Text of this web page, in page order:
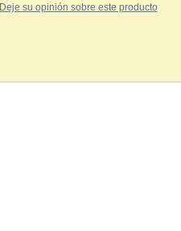
Deje su opinión sobre este producto